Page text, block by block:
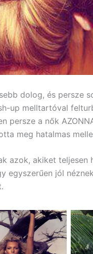
dolog, és persze
up melltartóval
persze a nők
meg hatalmas
azok, akiket teljesen
egyszerűen jól